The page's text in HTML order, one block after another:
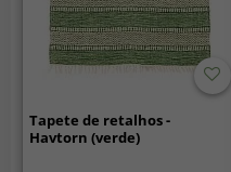
Tapete de retalhos -
Havtorn (verde)